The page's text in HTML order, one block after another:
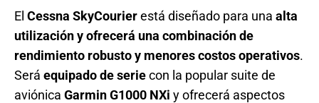
El Cessna SkyCourierestá diseñado para una alta
utilización y ofrecerá una combinación de
rendimiento robusto y menores costos operativos.
Será equipado de seriecon la popular suite de
aviónica Garmin G1000 NXi y ofrecerá aspectos